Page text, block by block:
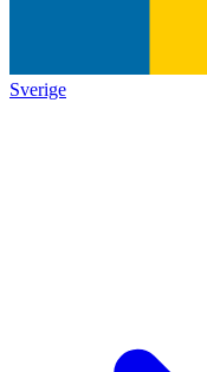
Sverige